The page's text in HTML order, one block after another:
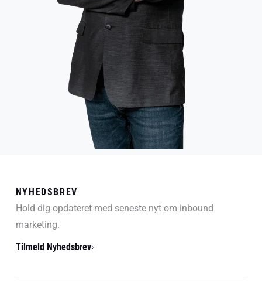
NYHEDSBREV
Hold dig opdateret med seneste nyt om inbound
marketing.
Tilmeld Nyhedsbrev